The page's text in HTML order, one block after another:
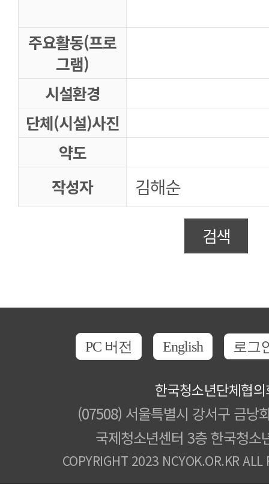
주요활동(프로
그램)
시설환경
단체(시설)사진
약도
작성자
김해순
검색
PC 버전 English 로그
한국청소년단체협
(07508) 서울특별시 강서구 금낭
국제청소년센터 3층 한국청소
COPYRIGHT 2023 NCYOK.OR.KR ALL